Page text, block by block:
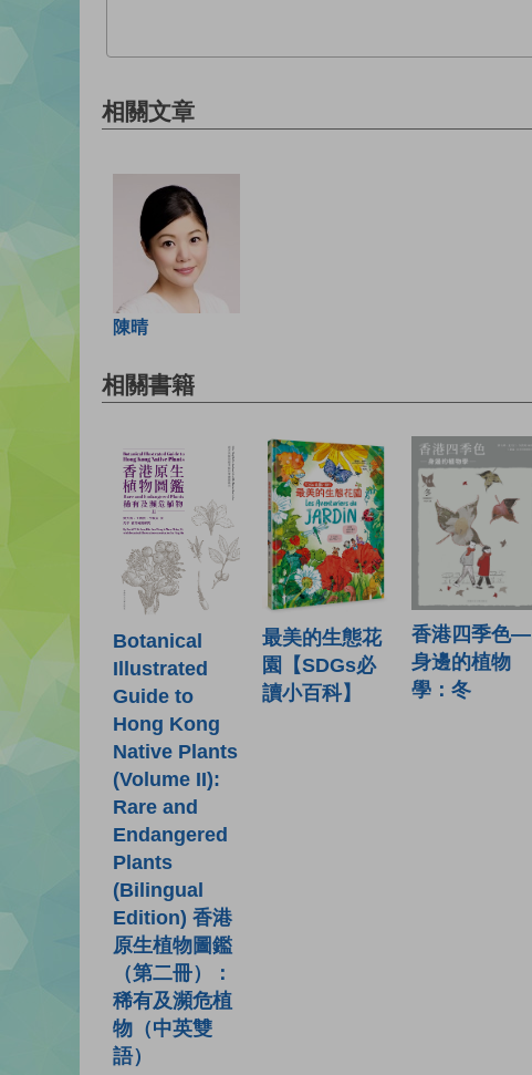
相關文章
陳晴
相關書籍
Botanical
Illustrated
Guide to
Hong Kong
Native Plants
(Volume II):
Rare and
Endangered
Plants
(Bilingual
Edition) 香港
原生植物圖鑑
（第二冊）：
稀有及瀕危植
物（中英雙
語）
最美的生態花
園【SDGs必
讀小百科】
香港四季色—
身邊的植物
學：冬